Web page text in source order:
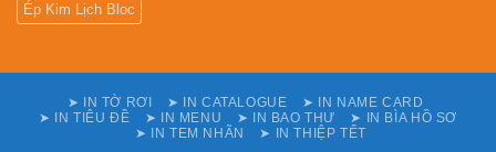
Ép Kim Lịch Bloc
➤ IN TỜ RƠI ➤ IN CATALOGUE
➤ IN NAME CARD
➤ IN TIÊU ĐỀ
➤ IN MENU ➤ IN BAO THƯ
➤ IN BÌA HỒ SƠ
➤ IN TEM NHÃN
➤ IN THIỆP TẾT